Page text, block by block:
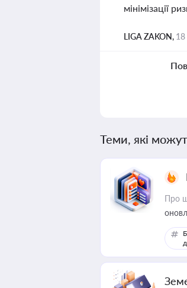
мінімізації
LIGA ZAKON, 18
Теми, які
Про